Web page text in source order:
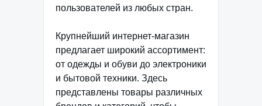
пользователей из любых стран.
Крупнейший интернет-магазин
предлагает широкий ассортимент:
от одежды и обуви до электроники
и бытовой техники. Здесь
представлены товары различных